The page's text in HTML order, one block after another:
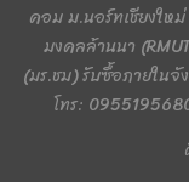
คอม ม.นอร์ทเชียงให
มงคลล้านนา
(มร.ชม) รับซื้อภายในจั
โทร: